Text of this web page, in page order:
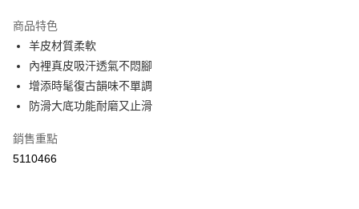
Apple Pay
街口支付
悠遊付
Google Pay
AFTEE先享後付
商品特色
羊皮材質柔軟
內裡真皮吸汗透氣不悶腳
增添時髦復古韻味不單調
防滑大底功能耐磨又止滑
銷售重點
5110466